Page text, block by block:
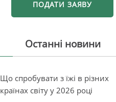
Останні новини
Що спробувати з їжі в різних
країнах світу у 2026 році